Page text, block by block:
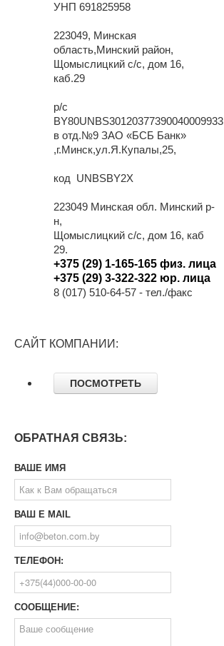
УНП 691825958
223049, Минская
область,Минский район,
Щомыслицкий с/с, дом 16,
каб.29
р/с
BY80UNBS30120377390040009933
в отд.№9 ЗАО «БСБ Банк»
,г.Минск,ул.Я.Купалы,25,
код UNBSBY2X
223049 Минская обл. Минский р-
н,
Щомыслицкий с/с, дом 16, каб
29.
+375 (29) 1-165-165 физ. лица
+375 (29) 3-322-322 юр. лица
8 (017) 510-64-57 - тел./факс
САЙТ КОМПАНИИ:
ПОСМОТРЕТЬ
ОБРАТНАЯ СВЯЗЬ:
ВАШЕ ИМЯ
ВАШ E MAIL
ТЕЛЕФОН:
СООБЩЕНИЕ: